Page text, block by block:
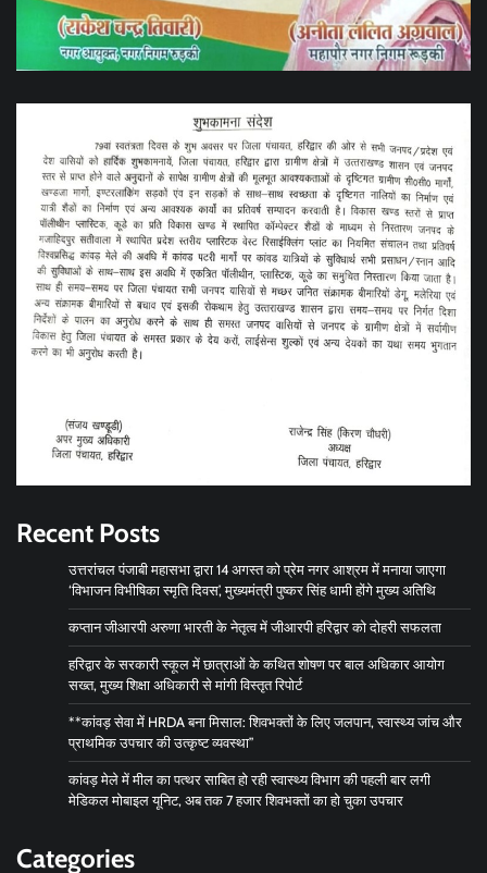
Recent Posts
उत्तरांचल पंजाबी महासभा द्वारा 14 अगस्त को प्रेम नगर आश्रम में मनाया जाएगा
‘विभाजन विभीषिका स्मृति दिवस’, मुख्यमंत्री पुष्कर सिंह धामी होंगे मुख्य अतिथि
कप्तान जीआरपी अरुणा भारती के नेतृत्व में जीआरपी हरिद्वार को दोहरी सफलता
हरिद्वार के सरकारी स्कूल में छात्राओं के कथित शोषण पर बाल अधिकार आयोग
सख्त, मुख्य शिक्षा अधिकारी से मांगी विस्तृत रिपोर्ट
**कांवड़ सेवा में HRDA बना मिसाल: शिवभक्तों के लिए जलपान, स्वास्थ्य जांच और
प्राथमिक उपचार की उत्कृष्ट व्यवस्था”
कांवड़ मेले में मील का पत्थर साबित हो रही स्वास्थ्य विभाग की पहली बार लगी
मेडिकल मोबाइल यूनिट, अब तक 7 हजार शिवभक्तों का हो चुका उपचार
Categories